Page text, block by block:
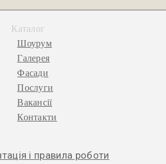
Каталог
Шоурум
Галерея
Фасади
Послуги
Вакансії
Контакти
і правила роботи